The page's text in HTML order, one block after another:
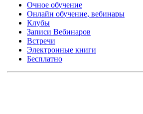
Очное обучение
Онлайн обучение, вебинары
Клубы
Записи Вебинаров
Встречи
Электронные книги
Бесплатно